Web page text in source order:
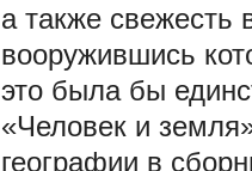
а также свежесть
вооружившись
это была бы
«Человек и
географии в